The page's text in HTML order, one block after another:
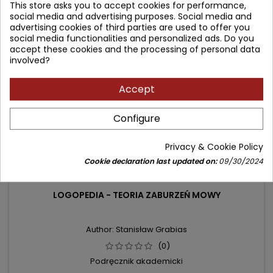
- 6.10 zł
LOGOPEDIA - TEORIA ZABURZEŃ MOWY
Author: Stanisław Grabias
(0)
Podręcznik akademicki
favorite_border
This store asks you to accept cookies for performance,
social media and advertising purposes. Social media and
advertising cookies of third parties are used to offer you
social media functionalities and personalized ads. Do you
accept these cookies and the processing of personal data
involved?
Accept
Configure
Privacy & Cookie Policy
Cookie declaration last updated on:09/30/2024